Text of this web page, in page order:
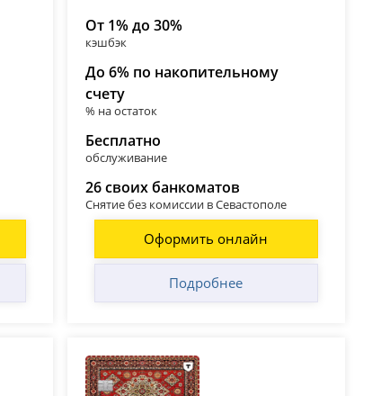
От 1% до 30%
кэшбэк
До 6% по накопительному
счету
% на остаток
Бесплатно
обслуживание
26 своих банкоматов
Снятие без комиссии в Севастополе
Оформить онлайн
Подробнее